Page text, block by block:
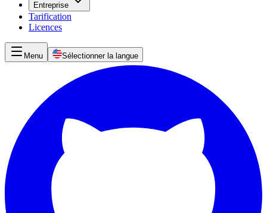
Entreprise
Tarification
Licences
Menu Sélectionner la langue